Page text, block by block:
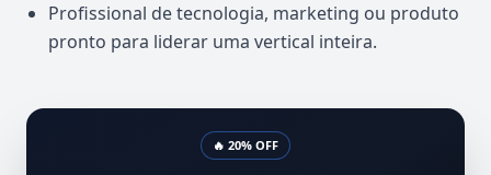
Profissional de tecnologia, marketing ou produto
pronto para liderar uma vertical inteira.
🔥 20% OFF